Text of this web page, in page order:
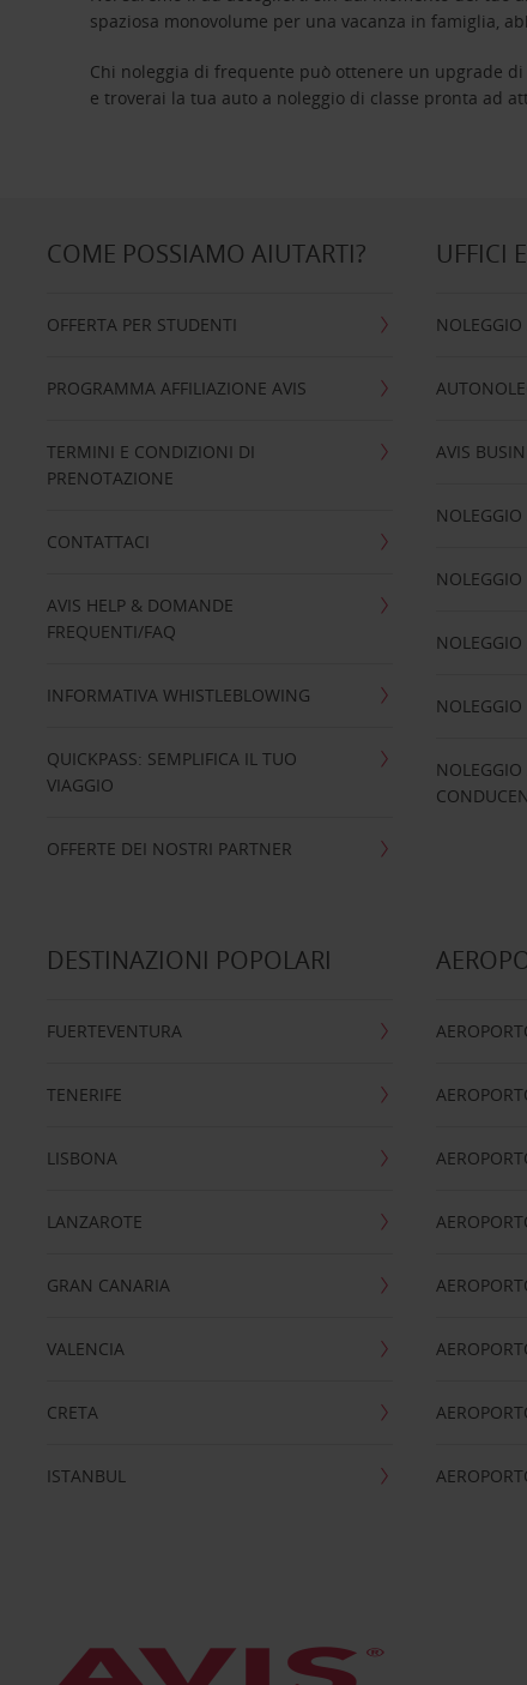
spaziosa monovolume per una vacanza in famiglia,
Chi noleggia di frequente può ottenere un upgrade
e troverai la tua auto a noleggio di classe
COME POSSIAMO AIUTARTI?
OFFERTA PER STUDENTI
PROGRAMMA AFFILIAZIONE AVIS
TERMINI E CONDIZIONI DI
PRENOTAZIONE
CONTATTACI
AVIS HELP & DOMANDE
FREQUENTI/FAQ
INFORMATIVA WHISTLEBLOWING
QUICKPASS: SEMPLIFICA IL TUO
VIAGGIO
OFFERTE DEI NOSTRI PARTNER
UFFICI
AVIS
NOLEGGIO
DESTINAZIONI POPOLARI
FUERTEVENTURA
TENERIFE
LISBONA
LANZAROTE
GRAN CANARIA
VALENCIA
CRETA
ISTANBUL